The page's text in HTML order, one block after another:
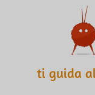
ti guida